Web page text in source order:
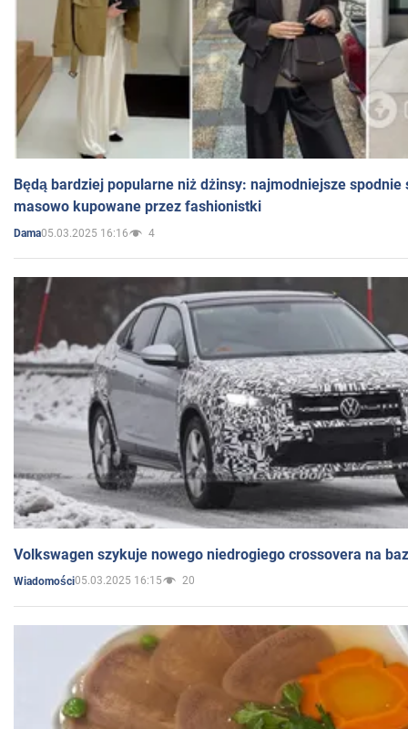
Będą bardziej popularne niż dżinsy: najmodniejsze spodnie
masowo kupowane przez fashionistki
Dama05.03.2025 16:16 4
Volkswagen szykuje nowego niedrogiego crossovera na
Wiadomości05.03.2025 16:15 20